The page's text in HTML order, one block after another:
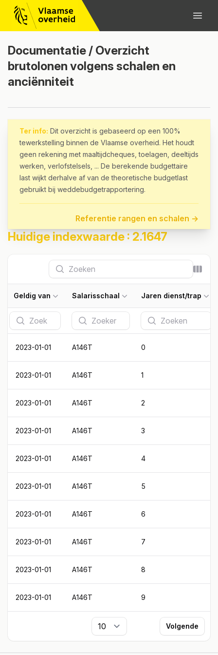
Documentatie / Overzicht
brutolonen volgens schalen en
anciënniteit
Ter info: Dit overzicht is gebaseerd op een 100%
tewerkstelling binnen de Vlaamse overheid. Het houdt
geen rekening met maaltijdcheques, toelagen, deeltijds
werken, verlofstelsels, ... De berekende budgettaire
last wijkt derhalve af van de theoretische budgetlast
gebruikt bij weddebudgetrapportering.
Referentie rangen en schalen →
Huidige indexwaarde : 2.1647
Zoeken
Geldig van Salarisschaal Jaren dienst/trap
Zoeken Zoeken Zoeken
2023-01-01 A146T 0
2023-01-01 A146T 1
2023-01-01 A146T 2
2023-01-01 A146T 3
2023-01-01 A146T 4
2023-01-01 A146T 5
2023-01-01 A146T 6
2023-01-01 A146T 7
2023-01-01 A146T 8
2023-01-01 A146T 9
Per pagina
Volgende